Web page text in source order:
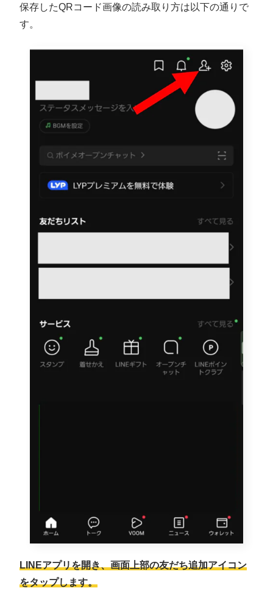
保存したQRコード画像の読み取り方は以下の通りで
す。
LINEアプリを開き、画面上部の友だち追加アイコン
をタップします。